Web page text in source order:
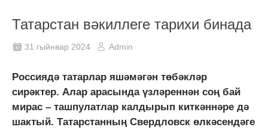
Татарстан вәкиллеге тарихи бинада
31 гыйнвар 2024 Admin
Россиядә татарлар яшәмәгән төбәкләр
сирәктер. Алар арасында үзләреннән соң бай
мирас – ташпулатлар калдырып киткәннәре дә
шактый. Татарстанның Свердловск өлкәсендәге